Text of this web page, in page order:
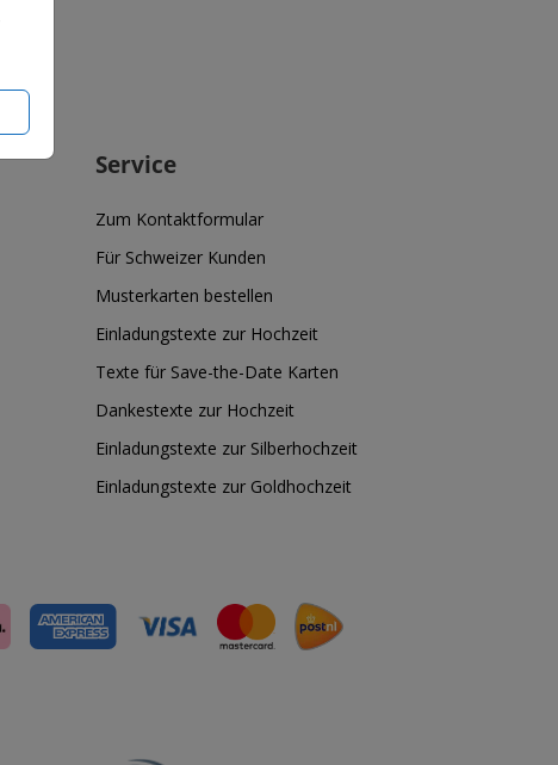
Service
Zum Kontaktformular
Für Schweizer Kunden
Musterkarten bestellen
Einladungstexte zur Hochzeit
Texte für Save-the-Date Karten
Dankestexte zur Hochzeit
Einladungstexte zur Silberhochzeit
Einladungstexte zur Goldhochzeit